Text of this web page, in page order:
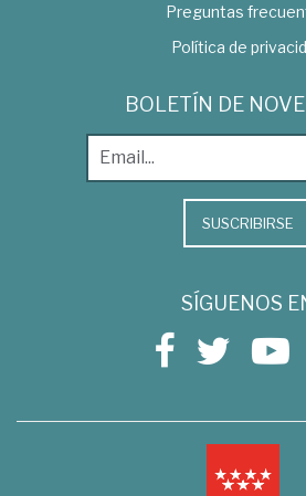
Preguntas
Política de
BOLETÍN DE
SUSCRIBIRSE
SÍGUENOS